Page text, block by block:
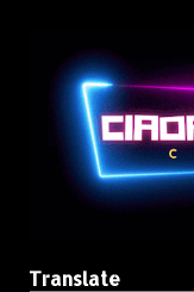
Translate